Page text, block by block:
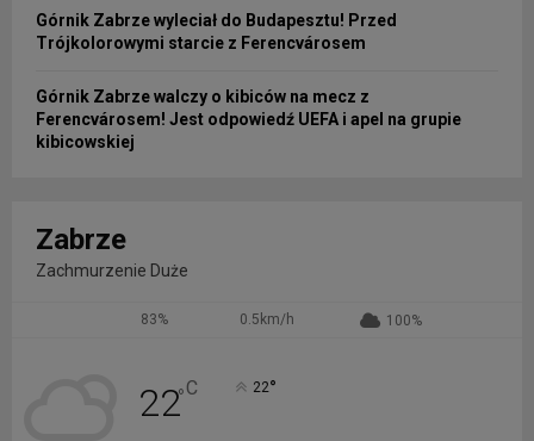
Górnik Zabrze wyleciał do Budapesztu! Przed
Trójkolorowymi starcie z Ferencvárosem
Górnik Zabrze walczy o kibiców na mecz z
Ferencvárosem! Jest odpowiedź UEFA i apel na grupie
kibicowskiej
Zabrze
Zachmurzenie Duże
83% 0.5km/h 100%
22°C 22°